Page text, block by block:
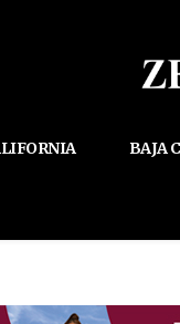
BAJA